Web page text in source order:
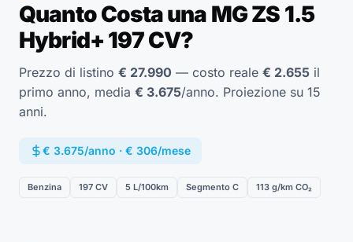
Quanto Costa una MG ZS 1.5
Hybrid+ 197 CV?
Prezzo di listino € 27.990 — costo reale € 2.655 il
primo anno, media € 3.675/anno. Proiezione su 15
anni.
€ 3.675/anno · € 306/mese
Benzina 197 CV 5 L/100km Segmento C 113 g/km CO₂